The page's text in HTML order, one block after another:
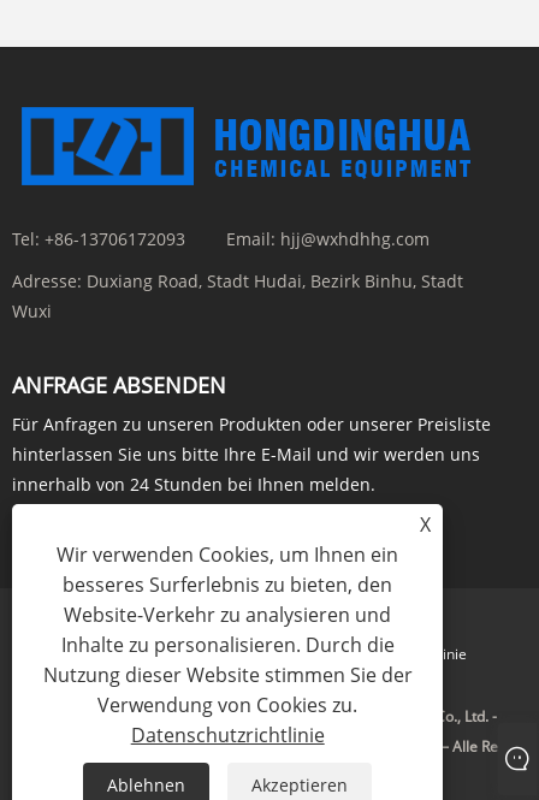
Tel: +86-13706172093 Email: hjj@wxhdhhg.com
Adresse: Duxiang Road, Stadt Hudai, Bezirk Binhu, Stadt
Wuxi
ANFRAGE ABSENDEN
Für Anfragen zu unseren Produkten oder unserer Preisliste
hinterlassen Sie uns bitte Ihre E-Mail und wir werden uns
innerhalb von 24 Stunden bei Ihnen melden.
Links Sitemap RSS XML Datenschutzrichtlinie
Copyright © 2023 Wuxi Hongdinghua Chemical Equipment Co., Ltd. -
Destillationskolonne, Industrieverdampfer, Rohrwärmetauscher – Alle Rechte
vorbehalten.
X
Wir verwenden Cookies, um Ihnen ein
besseres Surferlebnis zu bieten, den
Website-Verkehr zu analysieren und
Inhalte zu personalisieren. Durch die
Nutzung dieser Website stimmen Sie der
Verwendung von Cookies zu.
Datenschutzrichtlinie
Ablehnen Akzeptieren